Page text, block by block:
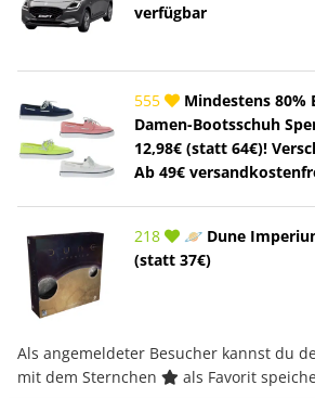
verfügbar
555
Mindestens 80%
Damen-Bootsschuh
12,98€ (statt 64€)!
Ab 49€
218
🪐 Dune
(statt 37€)
Als angemeldeter Besucher kannst du
mit dem Sternchen
als Favorit